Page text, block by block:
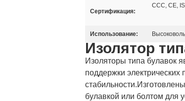
Сертификация:
CCC, CE,
Использование:
Изолятор
Изоляторы типа булавок
поддержки
булавкой или болтом для